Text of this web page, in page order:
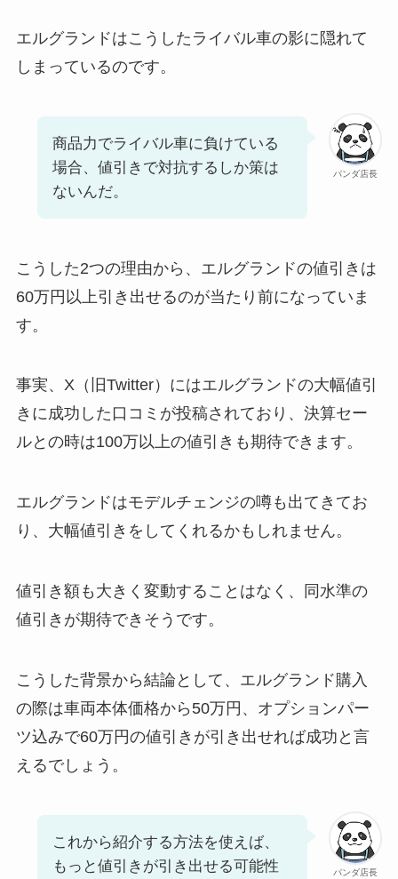
エルグランドはこうしたライバル車の影に隠れて
しまっているのです。
パンダ店長
商品力でライバル車に負けている
場合、値引きで対抗するしか策は
ないんだ。
こうした2つの理由から、エルグランドの値引きは
60万円以上引き出せるのが当たり前になっていま
す。
事実、X（旧Twitter）にはエルグランドの大幅値引
きに成功した口コミが投稿されており、決算セー
ルとの時は100万以上の値引きも期待できます。
エルグランドはモデルチェンジの噂も出てきてお
り、大幅値引きをしてくれるかもしれません。
値引き額も大きく変動することはなく、同水準の
値引きが期待できそうです。
こうした背景から結論として、エルグランド購入
の際は車両本体価格から50万円、オプションパー
ツ込みで60万円の値引きが引き出せれば成功と言
えるでしょう。
パンダ店長
これから紹介する方法を使えば、
もっと値引きが引き出せる可能性